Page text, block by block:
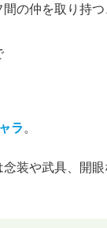
間の仲を取り持
ラ 。
装や武具、開